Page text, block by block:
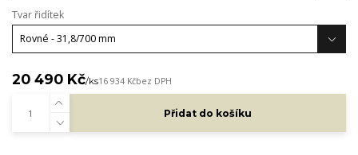
Tvar řidítek
20 490 Kč/ks16 934 Kčbez DPH
Přidat do košíku